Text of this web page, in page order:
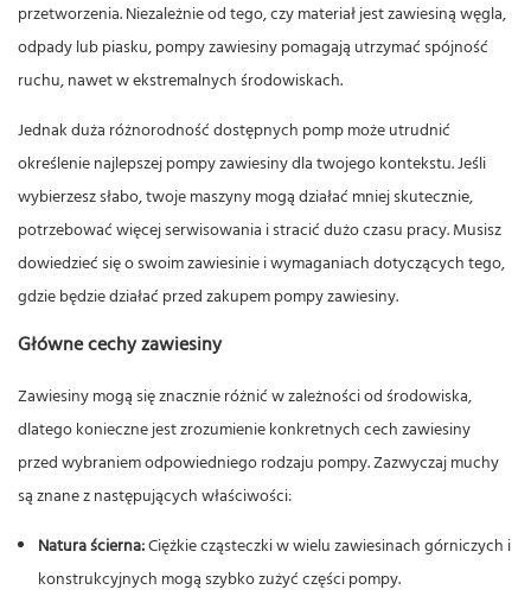
przetworzenia. Niezależnie od tego, czy materiał jest zawiesiną węgla,
odpady lub piasku, pompy zawiesiny pomagają utrzymać spójność
ruchu, nawet w ekstremalnych środowiskach.
Jednak duża różnorodność dostępnych pomp może utrudnić
określenie najlepszej pompy zawiesiny dla twojego kontekstu. Jeśli
wybierzesz słabo, twoje maszyny mogą działać mniej skutecznie,
potrzebować więcej serwisowania i stracić dużo czasu pracy. Musisz
dowiedzieć się o swoim zawiesinie i wymaganiach dotyczących tego,
gdzie będzie działać przed zakupem pompy zawiesiny.
Główne cechy zawiesiny
Zawiesiny mogą się znacznie różnić w zależności od środowiska,
dlatego konieczne jest zrozumienie konkretnych cech zawiesiny
przed wybraniem odpowiedniego rodzaju pompy. Zazwyczaj muchy
są znane z następujących właściwości:
Natura ścierna:Ciężkie cząsteczki w wielu zawiesinach górniczych i
konstrukcyjnych mogą szybko zużyć części pompy.